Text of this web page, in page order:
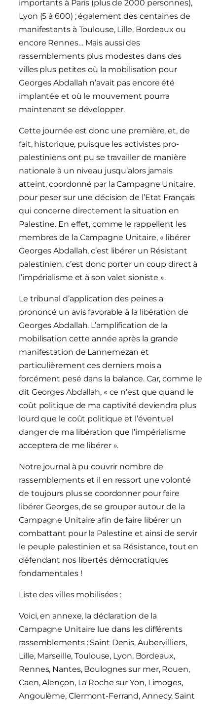
importants à Paris (plus de 2000 personnes),
Lyon (5 à 600) ; également des centaines de
manifestants à Toulouse, Lille, Bordeaux ou
encore Rennes… Mais aussi des
rassemblements plus modestes dans des
villes plus petites où la mobilisation pour
Georges Abdallah n’avait pas encore été
implantée et où le mouvement pourra
maintenant se développer.
Cette journée est donc une première, et, de
fait, historique, puisque les activistes pro-
palestiniens ont pu se travailler de manière
nationale à un niveau jusqu’alors jamais
atteint, coordonné par la Campagne Unitaire,
pour peser sur une décision de l’Etat Français
qui concerne directement la situation en
Palestine. En effet, comme le rappellent les
membres de la Campagne Unitaire, « libérer
Georges Abdallah, c’est libérer un Résistant
palestinien, c’est donc porter un coup direct à
l’impérialisme et à son valet sioniste ».
Le tribunal d’application des peines a
prononcé un avis favorable à la libération de
Georges Abdallah. L’amplification de la
mobilisation cette année après la grande
manifestation de Lannemezan et
particulièrement ces derniers mois a
forcément pesé dans la balance. Car, comme le
dit Georges Abdallah, « ce n’est que quand le
coût politique de ma captivité deviendra plus
lourd que le coût politique et l’éventuel
danger de ma libération que l’impérialisme
acceptera de me libérer ».
Notre journal à pu couvrir nombre de
rassemblements et il en ressort une volonté
de toujours plus se coordonner pour faire
libérer Georges, de se grouper autour de la
Campagne Unitaire afin de faire libérer un
combattant pour la Palestine et ainsi de servir
le peuple palestinien et sa Résistance, tout en
défendant nos libertés démocratiques
fondamentales !
Liste des villes mobilisées :
Voici, en annexe, la déclaration de la
Campagne Unitaire lue dans les différents
rassemblements : Saint Denis, Aubervilliers,
Lille, Marseille, Toulouse, Lyon, Bordeaux,
Rennes, Nantes, Boulognes sur mer, Rouen,
Caen, Alençon, La Roche sur Yon, Limoges,
Angoulème, Clermont-Ferrand, Annecy, Saint